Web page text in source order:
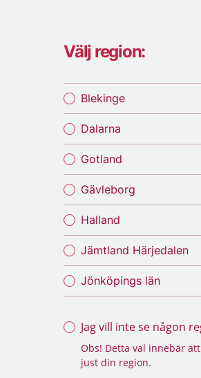
Välj region:
Blekinge
Dalarna
Gotland
Gävleborg
Halland
Jämtland Härjedalen
Jönköpings län
Jag vill inte se någon
Obs! Detta val innebär
just din region.